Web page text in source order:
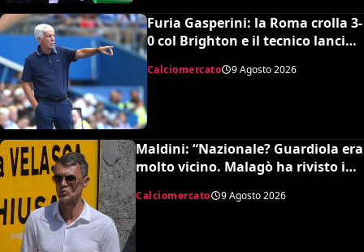
Furia Gasperini: la Roma crolla 3-
0 col Brighton e il tecnico lancia
l’allarme mercato
Calciomercato 9 Agosto 2026
Maldini: “Nazionale? Guardiola era
molto vicino. Malagò ha rivisto i
Calciomercato 9 Agosto 2026